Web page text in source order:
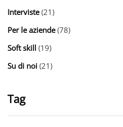
Interviste(21)
Per le aziende(78)
Soft skill (19)
Su di noi (21)
Tag